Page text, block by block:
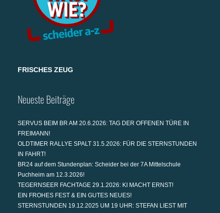
FRISCHES ZEUG
Neueste Beiträge
SERVUS BEIM BR AM 20.6.2026: TAG DER OFFENEN TÜRE IN
FREIMANN!
OLDTIMER RALLYE SPALT 31.5.2026: FÜR DIE STERNSTUNDEN
IN FAHRT!
BR24 auf dem Stundenplan: Scheider bei der 7A Mittelschule
Puchheim am 12.3.2026!
TEGERNSEER FACHTAGE 29.1.2026: KI MACHT ERNST!
EIN FROHES FEST & EIN GUTES NEUES!
STERNSTUNDEN 19.12.2025 UM 19 UHR: STEFAN LIEST MIT